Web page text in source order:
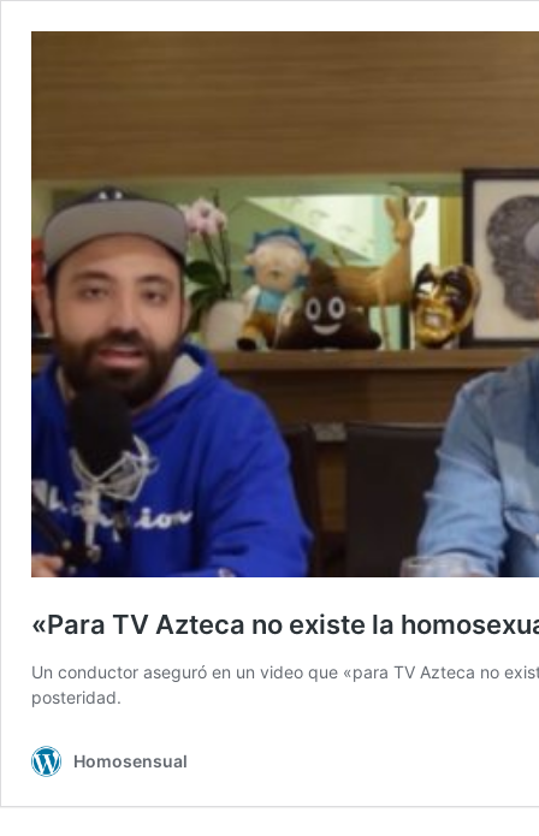
«Para TV Azteca no existe la
Un conductor aseguró en un video que «para TV Azteca no
posteridad.
Homosensual